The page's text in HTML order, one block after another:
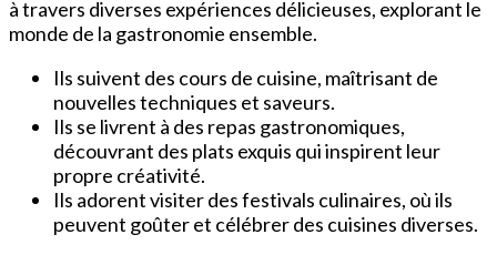
à travers diverses expériences délicieuses, explorant le
monde de la gastronomie ensemble.
Ils suivent des cours de cuisine, maîtrisant de
nouvelles techniques et saveurs.
Ils se livrent à des repas gastronomiques,
découvrant des plats exquis qui inspirent leur
propre créativité.
Ils adorent visiter des festivals culinaires, où ils
peuvent goûter et célébrer des cuisines diverses.